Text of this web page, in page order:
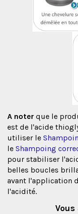
A noter que le
est de l'acide
utiliser le
le Shampoing
pour stabiliser
belles boucles
avant l'application
l'acidité.